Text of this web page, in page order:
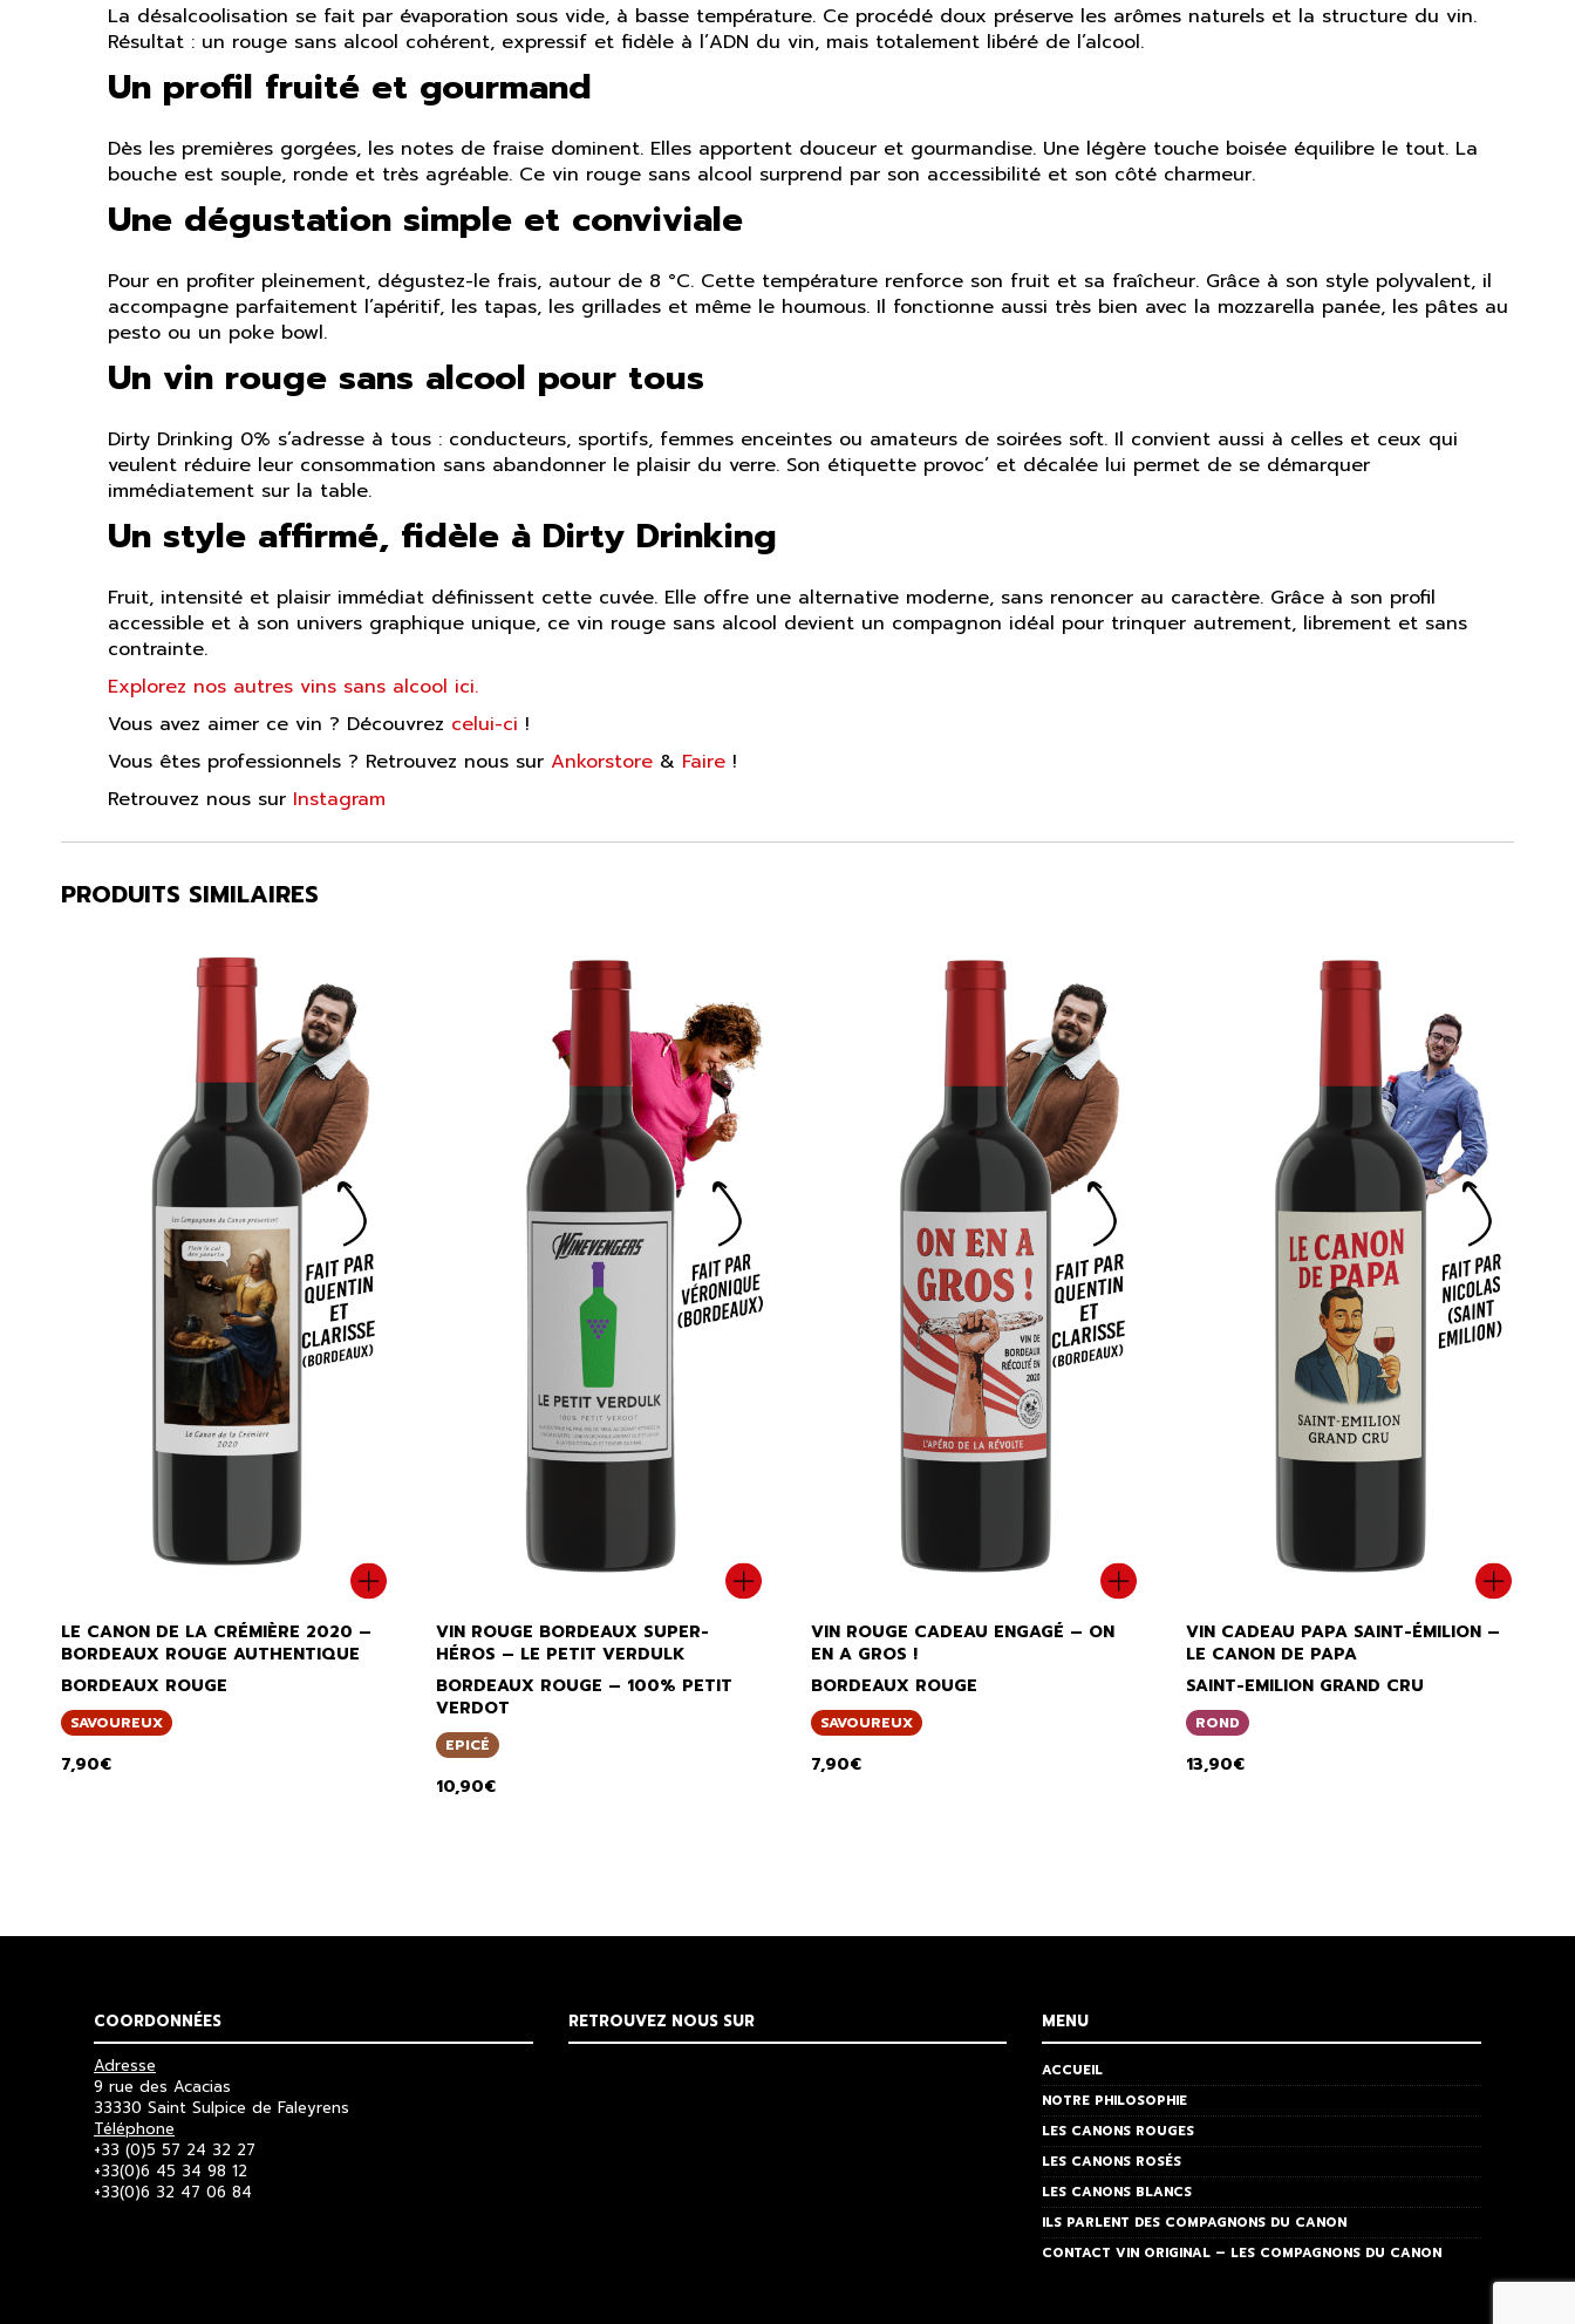
La désalcoolisation se fait par évaporation sous vide, à basse température. Ce procédé doux préserve les arômes naturels et la structure du vin.
Résultat : un rouge sans alcool cohérent, expressif et fidèle à l’ADN du vin, mais totalement libéré de l’alcool.
Un profil fruité et gourmand
Dès les premières gorgées, les notes de fraise dominent. Elles apportent douceur et gourmandise. Une légère touche boisée équilibre le tout. La
bouche est souple, ronde et très agréable. Ce vin rouge sans alcool surprend par son accessibilité et son côté charmeur.
Une dégustation simple et conviviale
Pour en profiter pleinement, dégustez-le frais, autour de 8 °C. Cette température renforce son fruit et sa fraîcheur. Grâce à son style polyvalent, il
accompagne parfaitement l’apéritif, les tapas, les grillades et même le houmous. Il fonctionne aussi très bien avec la mozzarella panée, les pâtes au
pesto ou un poke bowl.
Un vin rouge sans alcool pour tous
Dirty Drinking 0% s’adresse à tous : conducteurs, sportifs, femmes enceintes ou amateurs de soirées soft. Il convient aussi à celles et ceux qui
veulent réduire leur consommation sans abandonner le plaisir du verre. Son étiquette provoc’ et décalée lui permet de se démarquer
immédiatement sur la table.
Un style affirmé, fidèle à Dirty Drinking
Fruit, intensité et plaisir immédiat définissent cette cuvée. Elle offre une alternative moderne, sans renoncer au caractère. Grâce à son profil
accessible et à son univers graphique unique, ce vin rouge sans alcool devient un compagnon idéal pour trinquer autrement, librement et sans
contrainte.
Explorez nos autres vins sans alcool ici.
Vous avez aimer ce vin ? Découvrez celui-ci !
Vous êtes professionnels ? Retrouvez nous sur Ankorstore & Faire !
Retrouvez nous sur Instagram
PRODUITS SIMILAIRES
LE CANON DE LA CRÉMIÈRE 2020 –
BORDEAUX ROUGE AUTHENTIQUE
BORDEAUX ROUGE
SAVOUREUX
7,90€
VIN ROUGE BORDEAUX SUPER-
HÉROS – LE PETIT VERDULK
BORDEAUX ROUGE – 100% PETIT
VERDOT
EPICÉ
10,90€
VIN ROUGE CADEAU ENGAGÉ – ON
EN A GROS !
BORDEAUX ROUGE
SAVOUREUX
7,90€
VIN CADEAU PAPA SAINT-ÉMILION –
LE CANON DE PAPA
SAINT-EMILION GRAND CRU
ROND
13,90€
COORDONNÉES
Adresse
9 rue des Acacias
33330 Saint Sulpice de Faleyrens
Téléphone
+33 (0)5 57 24 32 27
+33(0)6 45 34 98 12
+33(0)6 32 47 06 84
RETROUVEZ NOUS SUR MENU
ACCUEIL
NOTRE PHILOSOPHIE
LES CANONS ROUGES
LES CANONS ROSÉS
LES CANONS BLANCS
ILS PARLENT DES COMPAGNONS DU CANON
CONTACT VIN ORIGINAL – LES COMPAGNONS DU CANON